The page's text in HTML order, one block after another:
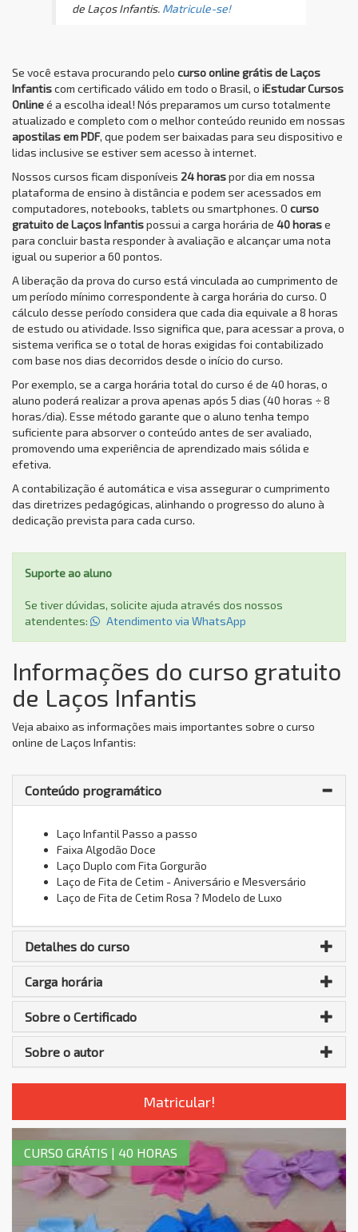
de Laços Infantis. Matricule-se!
Se você estava procurando pelo curso online grátis de Laços
Infantiscom certificado válido em todo o Brasil, o iEstudar Cursos
Onlineé a escolha ideal! Nós preparamos um curso totalmente
atualizado e completo com o melhor conteúdo reunido em nossas
apostilas em PDF, que podem ser baixadas para seu dispositivo e
lidas inclusive se estiver sem acesso à internet.
Nossos cursos ficam disponíveis 24 horaspor dia em nossa
plataforma de ensino à distância e podem ser acessados em
computadores, notebooks, tablets ou smartphones. O curso
gratuito de Laços Infantispossui a carga horária de 40 horase
para concluir basta responder à avaliação e alcançar uma nota
igual ou superior a 60 pontos.
A liberação da prova do curso está vinculada ao cumprimento de
um período mínimo correspondente à carga horária do curso. O
cálculo desse período considera que cada dia equivale a 8 horas
de estudo ou atividade. Isso significa que, para acessar a prova, o
sistema verifica se o total de horas exigidas foi contabilizado
com base nos dias decorridos desde o início do curso.
Por exemplo, se a carga horária total do curso é de 40 horas, o
aluno poderá realizar a prova apenas após 5 dias (40 horas ÷ 8
horas/dia). Esse método garante que o aluno tenha tempo
suficiente para absorver o conteúdo antes de ser avaliado,
promovendo uma experiência de aprendizado mais sólida e
efetiva.
A contabilização é automática e visa assegurar o cumprimento
das diretrizes pedagógicas, alinhando o progresso do aluno à
dedicação prevista para cada curso.
Suporte ao aluno
Se tiver dúvidas, solicite ajuda através dos nossos
atendentes:
Atendimento via WhatsApp
Informações do curso gratuito
de Laços Infantis
Veja abaixo as informações mais importantes sobre o curso
online de Laços Infantis:
Conteúdo programático
Laço Infantil Passo a passo
Faixa Algodão Doce
Laço Duplo com Fita Gorgurão
Laço de Fita de Cetim - Aniversário e Mesversário
Laço de Fita de Cetim Rosa ? Modelo de Luxo
Detalhes do curso
Carga horária
Sobre o Certificado
Sobre o autor
Matricular!
CURSO GRÁTIS | 40 HORAS